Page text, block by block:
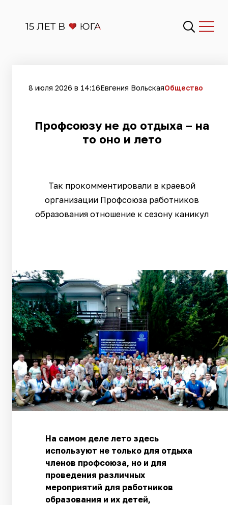
8 июля 2026 в 14:16Евгения ВольскаяОбщество
Профсоюзу не до отдыха – на
то оно и лето
Так прокомментировали в краевой
организации Профсоюза работников
образования отношение к сезону каникул
На самом деле лето здесь
используют не только для отдыха
членов профсоюза, но и для
проведения различных
мероприятий для работников
образования и их детей,